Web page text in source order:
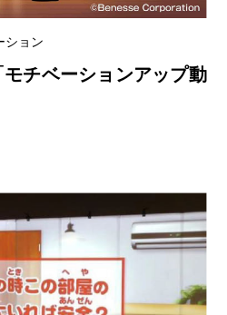
ション
チベーションアップ動